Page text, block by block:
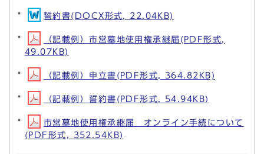
誓約書(DOCX形式, 22.04KB)
（記載例）市営墓地使用権承継届(PDF形式,
49.07KB)
（記載例）申立書(PDF形式, 364.82KB)
（記載例）誓約書(PDF形式, 54.94KB)
市営墓地使用権承継届 オンライン手続について
(PDF形式, 352.54KB)